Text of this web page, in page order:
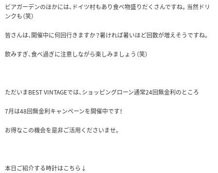
ビアガーデンのほかには、ドイツ村もあり食べ物盛りだくさんですね。当然ドリ
ンクも（笑）
皆さんは、開催中に何回行きますか？暑ければ暑いほど回数が増えそうですね。
飲みすぎ、食べ過ぎに注意しながら楽しみましょう（笑）
ただいまBEST VINTAGEでは、ショッピングローン通常24回無金利のところ
7月は48回無金利キャンペーンを開催中です！
お得なこの機会を是非ご活用くださいませ。
本日ご紹介する時計はこちら↓